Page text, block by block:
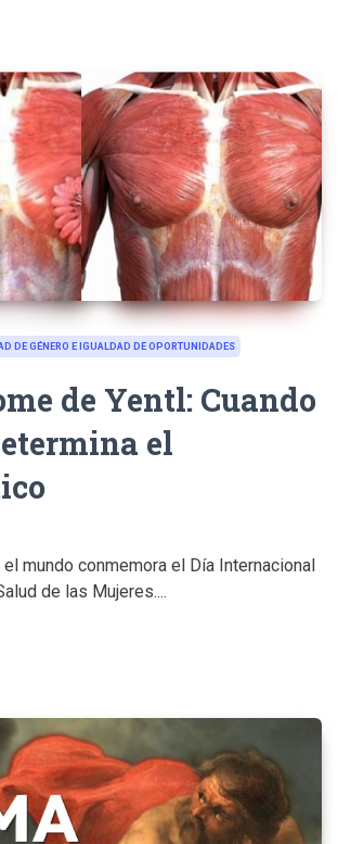
DE GÉNERO E IGUALDAD DE OPORTUNIDADES
de Yentl: Cuando
el
mundo conmemora el Día Internacional
de las Mujeres....